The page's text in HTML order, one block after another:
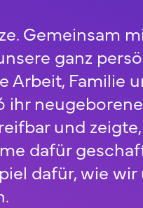
Gemeinsam
ganz
Familie
ihr
und
dafür
dafür, wie